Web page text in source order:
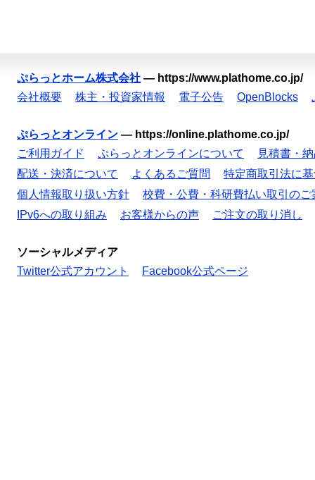
ぷらっとホーム株式会社 — https://www.plathome.co.jp/
会社概要
株主・投資家情報 電子公告 OpenBlocks
ぷらっとオンライン — https://online.plathome.co.jp/
ご利用ガイド
ぷらっとオンラインについて
見積書・
配送・決済について
よくあるご質問
特定商取引法に
個人情報取り扱い方針
校費・公費・科研費払い取引のご
IPv6への取り組み
お客様からの声 ご注文の取り消し
ソーシャルメディア
Twitter公式アカウント
Facebook公式ページ